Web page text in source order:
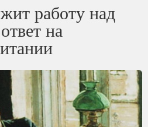
работу над
на